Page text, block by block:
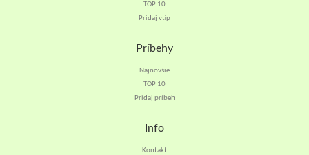
TOP 10
Pridaj vtip
Príbehy
Najnovšie
TOP 10
Pridaj príbeh
Info
Kontakt